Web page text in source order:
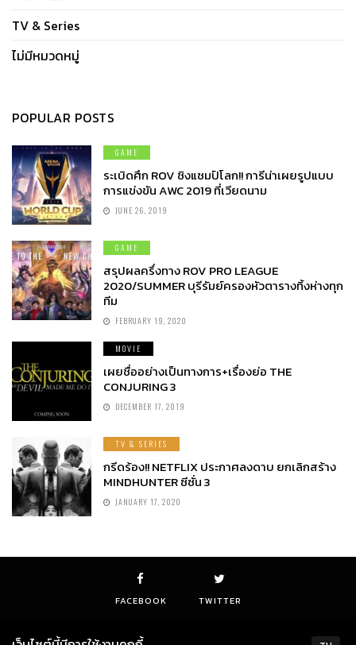
TV & Series
ไม่มีหมวดหมู่
POPULAR POSTS
GAME
ระเบิดศึก ROV ชิงแชมป์โลก!! การีน่าเผยรูปแบบ
การแข่งขัน AWC 2019 ที่เวียดนาม
JUNE 26, 2019
GAME
สรุปผลครึ่งทาง ROV PRO LEAGUE
2020/SUMMER บุรีรัมย์ครองหัวตารางทิ้งห่างทุก
ทีม
FEBRUARY 19, 2020
MOVIE
เผยชื่ออย่างเป็นทางการ+เรื่องย่อ THE
CONJURING 3
DECEMBER 17, 2019
TV & SERIES
กรีดร้อง!! NETFLIX ประกาศลงดาบ ยกเลิกสร้าง
MINDHUNTER ซีซั่น 3
JANUARY 17, 2020
FACEBOOK TWITTER